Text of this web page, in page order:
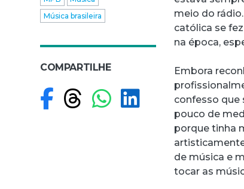
meio do
católica se
na época,
Embora
confesso que
pouco de
porque tinha
de música e
tocar as
Música brasileira
COMPARTILHE
Compartilhar
Compartilhar